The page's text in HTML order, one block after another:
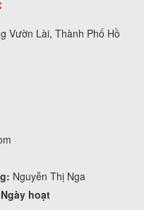
Vườn Lài, Thành Phố Hồ
Nguyễn Thị Nga
Ngày hoạt